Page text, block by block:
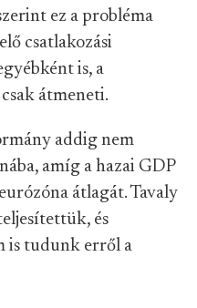
ez a probléma
csatlakozási
is, a
átmeneti.
addig nem
amíg a hazai GDP
átlagát. Tavaly
és
is tudunk erről a